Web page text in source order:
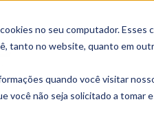
no seu computador.
tanto no website, quanto em
quando você visitar
você não seja solicitado a tomar